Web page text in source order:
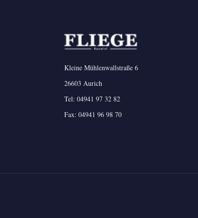
Kleine Mühlenwallstraße 6
26603 Aurich
Tel:04941 97 32 82
Fax: 04941 96 98 70